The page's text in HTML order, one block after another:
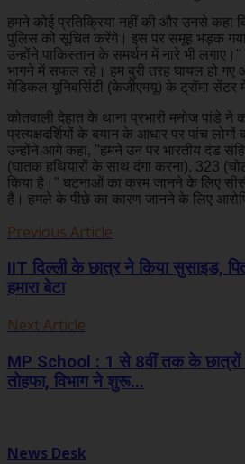
हमने कोई प्रतिक्रिया नहीं की और उनसे कहा
पुलिस को सूचित करेंगे। इस पर समूह भड़क गया
उन्होंने पाकिस्तान के समर्थन में नारे भी
भागने में सफल रहे। हम बुरी तरह घायल हो
मेडिकल यूनिवर्सिटी (केजीएमयू) के ट्रॉमा सेंटर
कोतवाली देहात के थाना प्रभारी मनोज पांडे
प्रत्यक्षदर्शियों के बयान के आधार पर पांच लोगों
उन्होंने आगे कहा, "हमने उन पर भारतीय दंड
(घातक हथियारों के साथ दंगा करना), 323
किया है।" घटनाओं का क्रम जानने के लिए
है। हमले के पीछे का कारण जानने के लिए
Previous Article
IIT दिल्ली के छात्र ने किया सुसाइड,
हमारा बेटा
Next Article
MP School : 1 से 8वीं तक के छात्रों
तोहफा, विभाग ने शुरू...
News Desk